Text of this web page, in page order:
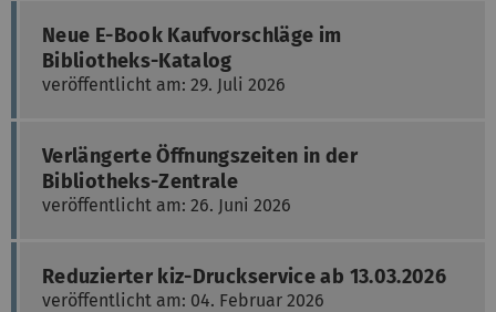
Neue E-Book Kaufvorschläge im
Bibliotheks-Katalog
veröffentlicht am: 29. Juli 2026
Verlängerte Öffnungszeiten in der
Bibliotheks-Zentrale
veröffentlicht am: 26. Juni 2026
Reduzierter kiz-Druckservice ab 13.03.2026
veröffentlicht am: 04. Februar 2026